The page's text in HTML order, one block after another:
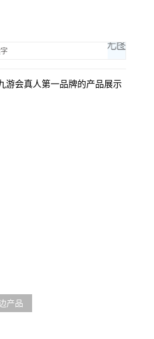
游会真人第一品牌的产品展示
产品